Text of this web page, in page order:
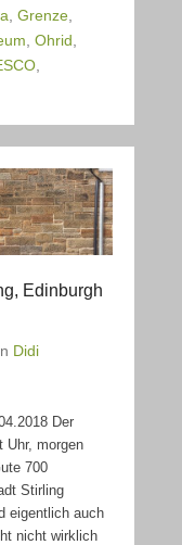
Grenze
Ohrid
Edinburgh
Didi
Der
Uhr, morgen
700
Stirling
eigentlich auch
nicht wirklich